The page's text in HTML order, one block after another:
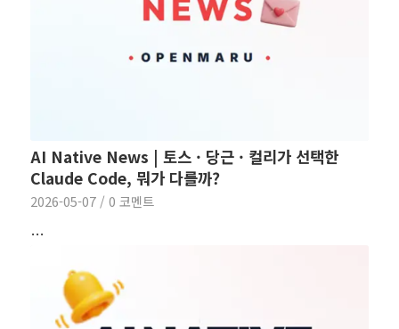
AI Native News | 토스 · 당근 · 컬리가 선택한
Claude Code, 뭐가 다를까?
2026-05-07 / 0 코멘트
…